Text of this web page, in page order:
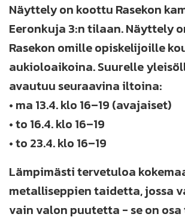
Näyttely on koottu Rasekon
Eeronkuja 3:n tilaan. Näyttely
Rasekon omille opiskelijoille
aukioloaikoina. Suurelle
avautuu seuraavina iltoina:
• ma 13.4. klo 16–19 (avajaiset)
• to 16.4. klo 16–19
• to 23.4. klo 16–19
Lämpimästi tervetuloa
metalliseppien taidetta, jossa
vain valon puutetta - se on